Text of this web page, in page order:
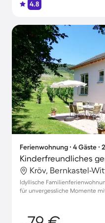
4.8
Ferienwohnung ∙ 4 Gäste ∙
Kröv, Bernkastel-
Idyllische
für unvergessliche Momente